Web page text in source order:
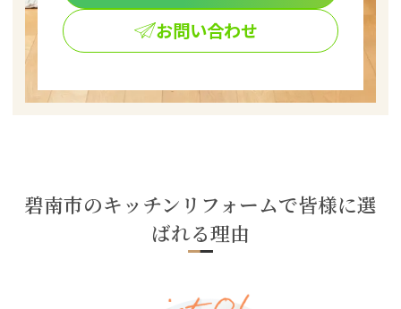
お問い合わせ
碧南市のキッチンリフォームで皆様に選
ばれる理由